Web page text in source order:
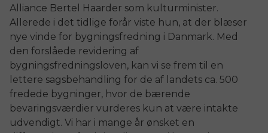
Alliance Bertel Haarder som kulturminister.
Allerede i det tidlige forår viste hun, at der blæser
nye vinde for bygningsfredning i Danmark. Med
den forslåede revidering af
bygningsfredningsloven, kan vi se frem til en
lettere sagsbehandling for de af landets ca. 500
fredede bygninger, hvor de bærende
bevaringsværdier vurderes kun at være intakte
udvendigt. Vi har i mange år ønsket en